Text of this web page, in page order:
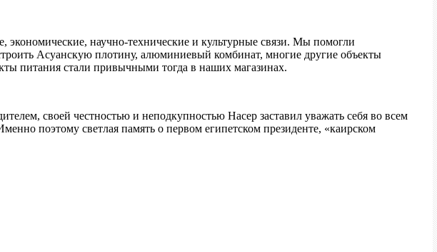
научно-технические и культурные связи. Мы помогли
Асуанскую плотину, алюминиевый комбинат, многие другие объекты
питания стали привычными тогда в наших магазинах.
своей честностью и неподкупностью Насер заставил уважать себя во всем
поэтому светлая память о первом египетском президенте, «каирском